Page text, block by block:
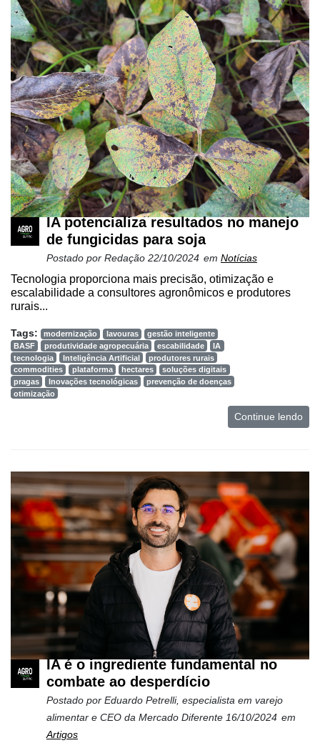
IA potencializa resultados no manejo
de fungicidas para soja
Postado por Redação 22/10/2024 em Notícias
Tecnologia proporciona mais precisão, otimização e
escalabilidade a consultores agronômicos e produtores
rurais...
Tags: modernização lavouras
gestão inteligente
BASF
produtividade agropecuária escabilidade
IA
tecnologia
Inteligência Artificial
produtores rurais
commodities
plataforma hectares
soluções digitais
pragas
Inovações tecnológicas
prevenção de doenças
otimização
Continue lendo
IA é o ingrediente fundamental no
combate ao desperdício
Postado por Eduardo Petrelli, especialista em varejo
alimentar e CEO da Mercado Diferente 16/10/2024 em
Artigos